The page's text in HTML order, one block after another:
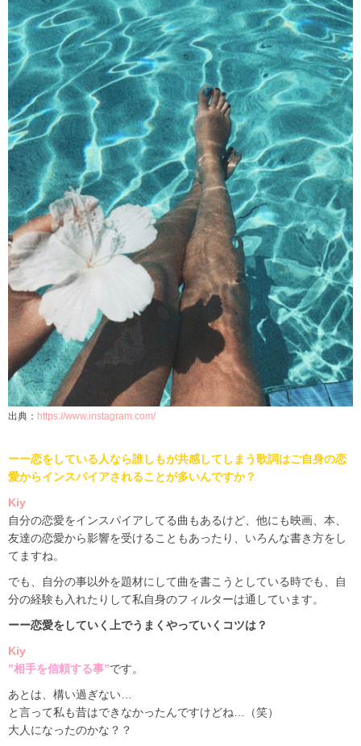
出典： https://www.instagram.com/
ーー恋をしている人なら誰しもが共感してしまう歌詞はご自身の恋
愛からインスパイアされることが多いんですか？
Kiy
自分の恋愛をインスパイアしてる曲もあるけど、他にも映画、本、
友達の恋愛から影響を受けることもあったり、いろんな書き方をし
てますね。
でも、自分の事以外を題材にして曲を書こうとしている時でも、自
分の経験も入れたりして私自身のフィルターは通しています。
ーー恋愛をしていく上でうまくやっていくコツは？
Kiy
”相手を信頼する事”です。
あとは、構い過ぎない…
と言って私も昔はできなかったんですけどね…
（笑）
大人になったのかな？？